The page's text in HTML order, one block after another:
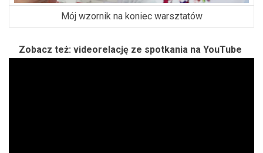
Mój wzornik na koniec warsztatów
Zobacz też: videorelację ze spotkania na YouTube